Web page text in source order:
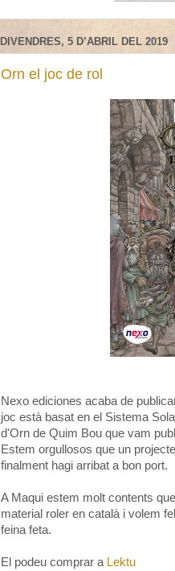
DIVENDRES, 5 D’ABRIL DEL 2019
Orn el joc de rol
Nexo ediciones acaba de
joc està basat en el Sistema
d'Orn de Quim Bou que vam
Estem orgullosos que un
finalment hagi arribat a bon port.
A Maqui estem molt contents
material roler en català i volem
feina feta.
El podeu comprar a Lektu